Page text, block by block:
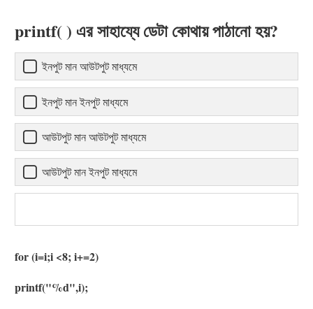
printf( ) এর সাহায্যে ডেটা কোথায় পাঠানো হয়?
ইনপুট মান আউটপুট মাধ্যমে
ইনপুট মান ইনপুট মাধ্যমে
আউটপুট মান আউটপুট মাধ্যমে
আউটপুট মান ইনপুট মাধ্যমে
for (i=i;i <8; i+=2)
printf("%d",i);